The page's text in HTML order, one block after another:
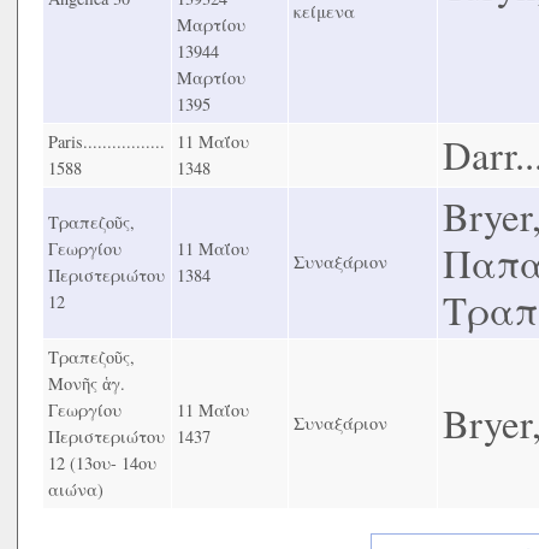
Μαρτίου
13944
Μαρτίου
1395
κείμενα
Paris.................
1588
11 Μαΐου
1348
Τραπεζοῦς,
Γεωργίου
Περιστεριώτου
12
11 Μαΐου
1384
Συναξάριον
Τραπεζοῦς,
Μονῆς ἁγ.
Γεωργίου
Περιστεριώτου
12 (13ου- 14ου
αιώνα)
11 Μαΐου
1437
Συναξάριον